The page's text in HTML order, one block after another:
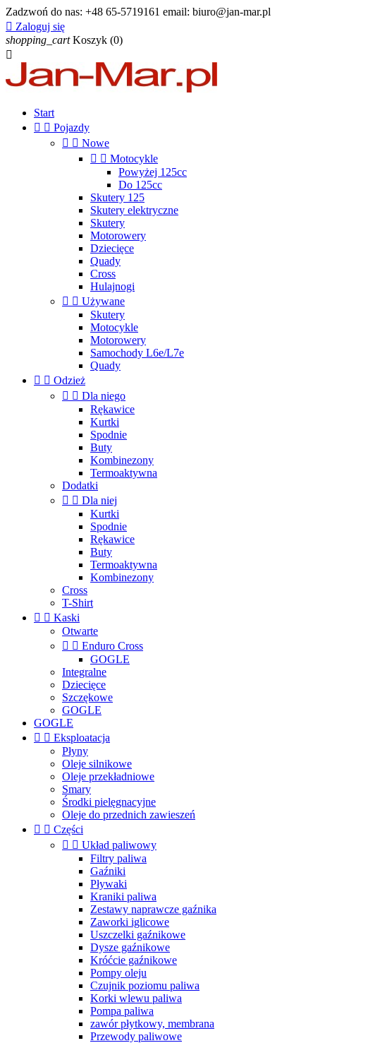
Zadzwoń do nas: +48 65-5719161 email: biuro@jan-mar.pl
 Zaloguj się
shopping_cart Koszyk (0)

Start
  Pojazdy
  Nowe
  Motocykle
Powyżej 125cc
Do 125cc
Skutery 125
Skutery elektryczne
Skutery
Motorowery
Dziecięce
Quady
Cross
Hulajnogi
  Używane
Skutery
Motocykle
Motorowery
Samochody L6e/L7e
Quady
  Odzież
  Dla niego
Rękawice
Kurtki
Spodnie
Buty
Kombinezony
Termoaktywna
Dodatki
  Dla niej
Kurtki
Spodnie
Rękawice
Buty
Termoaktywna
Kombinezony
Cross
T-Shirt
  Kaski
Otwarte
  Enduro Cross
GOGLE
Integralne
Dziecięce
Szczękowe
GOGLE
GOGLE
  Eksploatacja
Płyny
Oleje silnikowe
Oleje przekładniowe
Smary
Środki pielęgnacyjne
Oleje do przednich zawieszeń
  Części
  Układ paliwowy
Filtry paliwa
Gaźniki
Pływaki
Kraniki paliwa
Zestawy naprawcze gaźnika
Zaworki iglicowe
Uszczelki gaźnikowe
Dysze gaźnikowe
Króćcie gaźnikowe
Pompy oleju
Czujnik poziomu paliwa
Korki wlewu paliwa
Pompa paliwa
zawór płytkowy, membrana
Przewody paliwowe